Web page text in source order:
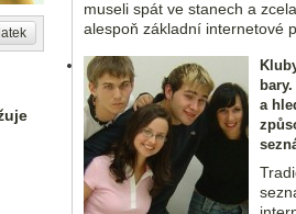
museli spát ve stanech a
alespoň základní internetové
a